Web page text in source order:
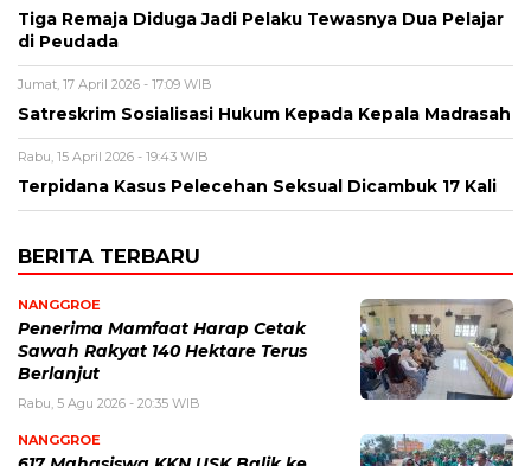
Tiga Remaja Diduga Jadi Pelaku Tewasnya Dua Pelajar
di Peudada
Jumat, 17 April 2026 - 17:09 WIB
Satreskrim Sosialisasi Hukum Kepada Kepala Madrasah
Rabu, 15 April 2026 - 19:43 WIB
Terpidana Kasus Pelecehan Seksual Dicambuk 17 Kali
BERITA TERBARU
NANGGROE
Penerima Mamfaat Harap Cetak
Sawah Rakyat 140 Hektare Terus
Berlanjut
Rabu, 5 Agu 2026 - 20:35 WIB
NANGGROE